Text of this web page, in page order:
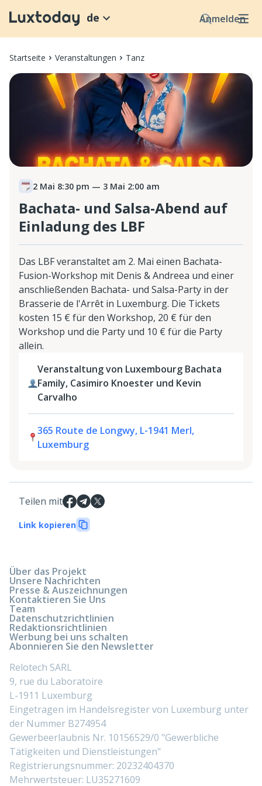
Anmelden
de
Startseite Veranstaltungen Tanz
2 Mai 8:30 pm — 3 Mai 2:00 am
Bachata- und Salsa-Abend auf
Einladung des LBF
Das LBF veranstaltet am 2. Mai einen Bachata-
Fusion-Workshop mit Denis & Andreea und einer
anschließenden Bachata- und Salsa-Party in der
Brasserie de l'Arrêt in Luxemburg. Die Tickets
kosten 15 € für den Workshop, 20 € für den
Workshop und die Party und 10 € für die Party
allein.
Veranstaltung von Luxembourg Bachata
Family, Casimiro Knoester und Kevin
Carvalho
365 Route de Longwy, L-1941 Merl,
Luxemburg
Teilen mit
Link kopieren
Über das Projekt
Unsere Nachrichten
Presse & Auszeichnungen
Kontaktieren Sie Uns
Team
Datenschutzrichtlinien
Redaktionsrichtlinien
Werbung bei uns schalten
Abonnieren Sie den Newsletter
Relotech SARL
9, rue du Laboratoire
L-1911 Luxemburg
Eingetragen im Handelsregister von Luxemburg unter
der Nummer B274954
Gewerbeerlaubnis Nr. 10156529/0 "Gewerbliche
Tätigkeiten und Dienstleistungen"
Registrierungsnummer: 20232404370
Mehrwertsteuer: LU35271609